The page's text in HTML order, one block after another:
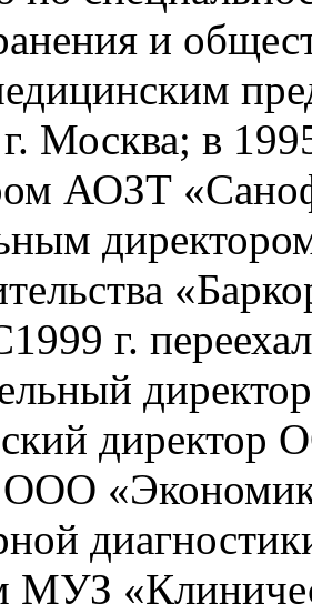
и
Москва; в
АОЗТ
г.
ООО
МУЗ